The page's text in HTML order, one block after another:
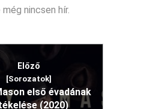
nincsen hír.
Előző
[Sorozatok]
első évadának
(2020)